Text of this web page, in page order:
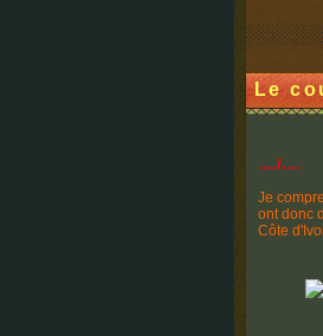
Le
..../....
Je
ont donc
Côte